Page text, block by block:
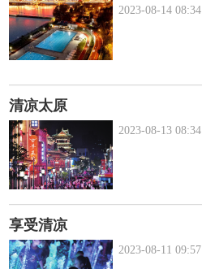
2023-08-14 08:34
清凉太原
2023-08-13 08:34
享受清凉
2023-08-11 09:57